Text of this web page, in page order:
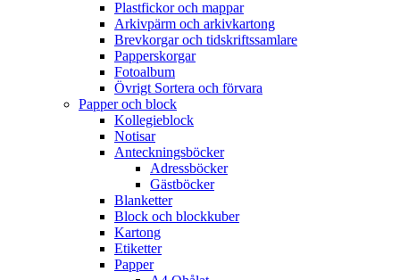
Plastfickor och mappar
Arkivpärm och arkivkartong
Brevkorgar och tidskriftssamlare
Papperskorgar
Fotoalbum
Övrigt Sortera och förvara
Papper och block
Kollegieblock
Notisar
Anteckningsböcker
Adressböcker
Gästböcker
Blanketter
Block och blockkuber
Kartong
Etiketter
Papper